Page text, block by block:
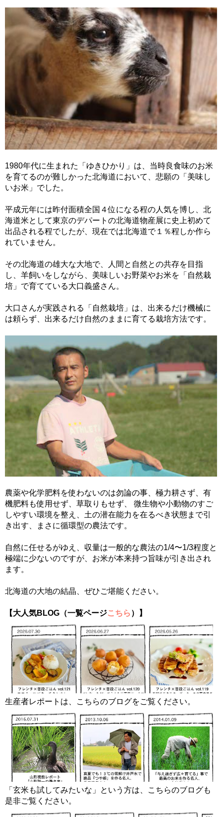
1980年代に生まれた「ゆきひかり」は、当時良食味のお米
を育てるのが難しかった北海道において、悲願の「美味し
いお米」でした。
平成元年には昨付面積全国４位になる程の人気を博し、北
海道米として東京のデパートの北海道物産展に史上初めて
出品される程でしたが、現在では北海道で１％程しか作ら
れていません。
その北海道の雄大な大地で、人間と自然との共存を目指
し、羊飼いをしながら、美味しいお野菜やお米を「自然栽
培」で育てている大口義盛さん。
大口さんが実践される「自然栽培」は、出来るだけ機械に
は頼らず、出来るだけ自然のままに育てる栽培方法です。
農薬や化学肥料を使わないのは勿論の事、極力耕さず、有
機肥料も使用せず、草取りもせず、 微生物や小動物のすご
しやすい環境を整え、土の潜在能力を在るべき状態まで引
き出す、まさに循環型の農法です。
自然に任せるがゆえ、収量は一般的な農法の1/4〜1/3程度と
極端に少ないのですが、お米が本来持つ旨味が引き出され
ます。
北海道の大地の結晶、ぜひご堪能ください。
【大人気BLOG（一覧ページこちら ）】
生産者レポートは、こちらのブログをご覧ください。
「玄米も試してみたいな」という方は、こちらのブログも
是非ご覧ください。